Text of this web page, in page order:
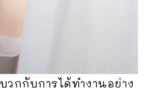
กกับการได้ทำงานอย่าง